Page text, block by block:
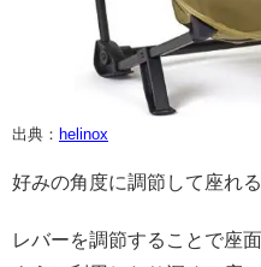
出典： helinox
好みの角度に調節して座れ
レバーを調節することで座